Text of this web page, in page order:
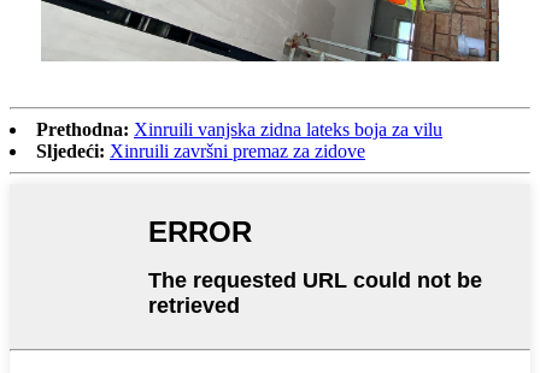
Prethodna: Xinruili vanjska zidna lateks boja za vilu
Sljedeći: Xinruili završni premaz za zidove